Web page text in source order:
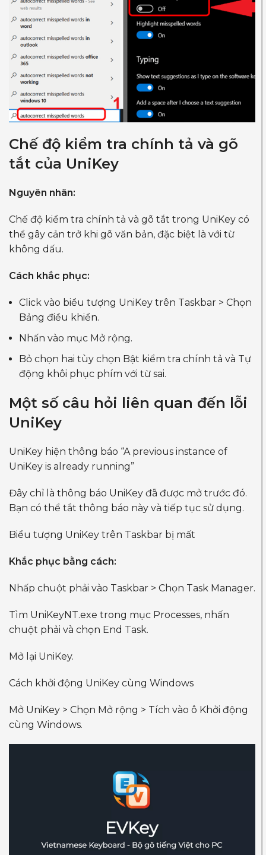
Chế độ kiểm tra chính tả và gõ
tắt của UniKey
Nguyên nhân:
Chế độ kiểm tra chính tả và gõ tắt trong UniKey có
thể gây cản trở khi gõ văn bản, đặc biệt là với từ
không dấu.
Cách khắc phục:
Click vào biểu tượng UniKey trên Taskbar > Chọn
Bảng điều khiển.
Nhấn vào mục Mở rộng.
Bỏ chọn hai tùy chọn Bật kiểm tra chính tả và Tự
động khôi phục phím với từ sai.
Một số câu hỏi liên quan đến lỗi
UniKey
UniKey hiện thông báo “A previous instance of
UniKey is already running”
Đây chỉ là thông báo UniKey đã được mở trước đó.
Bạn có thể tắt thông báo này và tiếp tục sử dụng.
Biểu tượng UniKey trên Taskbar bị mất
Khắc phục bằng cách:
Nhấp chuột phải vào Taskbar > Chọn Task Manager.
Tìm UniKeyNT.exe trong mục Processes, nhấn
chuột phải và chọn End Task.
Mở lại UniKey.
Cách khởi động UniKey cùng Windows
Mở UniKey > Chọn Mở rộng > Tích vào ô Khởi động
cùng Windows.